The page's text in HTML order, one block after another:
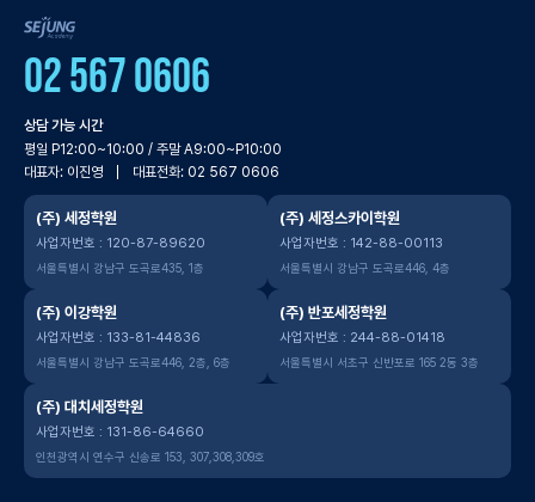
SEJUNG Academy
02 567 0606
상담 가능 시간
평일 P12:00~10:00 / 주말 A9:00~P10:00
대표자: 이진영
대표전화: 02 567 0606
(주) 세정학원
사업자번호 : 120-87-89620
서울특별시 강남구 도곡로435, 1층
(주) 세정스카이학원
사업자번호 : 142-88-00113
서울특별시 강남구 도곡로446, 4층
(주) 이강학원
사업자번호 : 133-81-44836
서울특별시 강남구 도곡로446, 2층, 6층
(주) 반포세정학원
사업자번호 : 244-88-01418
서울특별시 서초구 신반포로 165 2동 3층
(주) 대치세정학원
사업자번호 : 131-86-64660
인천광역시 연수구 신송로 153, 307,308,309호